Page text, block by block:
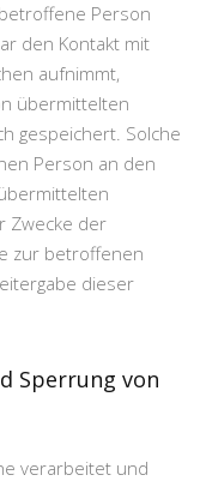
Person
den Kontakt mit
aufnimmt,
übermittelten
gespeichert. Solche
Person an den
Zwecke der
zur betroffenen
dieser
Sperrung von
verarbeitet und